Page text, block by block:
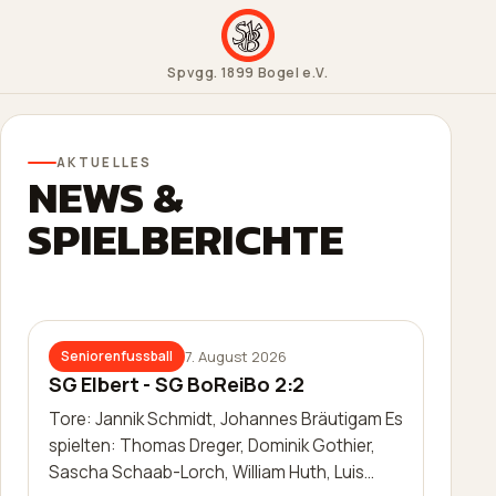
Spvgg. 1899 Bogel e.V.
AKTUELLES
NEWS &
SPIELBERICHTE
Seniorenfussball 7. August 2026
SG Elbert - SG BoReiBo 2:2
Tore: Jannik Schmidt, Johannes Bräutigam Es
spielten: Thomas Dreger, Dominik Gothier,
Sascha Schaab-Lorch, William Huth, Luis